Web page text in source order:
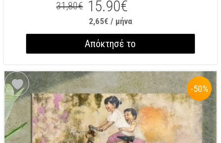
31,80€ 15.90€
2,65€ / μήνα
Απόκτησέ το
-50%